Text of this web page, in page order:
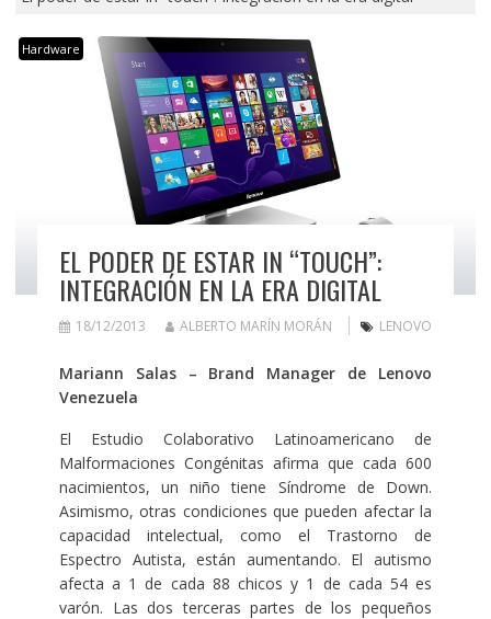
Hardware
EL PODER DE ESTAR IN “TOUCH”:
INTEGRACIÓN EN LA ERA DIGITAL
18/12/2013 ALBERTO MARÍN MORÁN LENOVO
Mariann Salas – Brand Manager de Lenovo
Venezuela
El Estudio Colaborativo Latinoamericano de
Malformaciones Congénitas afirma que cada 600
nacimientos, un niño tiene Síndrome de Down.
Asimismo, otras condiciones que pueden afectar la
capacidad intelectual, como el Trastorno de
Espectro Autista, están aumentando. El autismo
afecta a 1 de cada 88 chicos y 1 de cada 54 es
varón. Las dos terceras partes de los pequeños